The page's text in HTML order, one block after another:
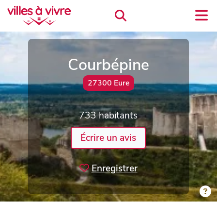
Courbépine
27300 Eure
733 habitants
Écrire un avis
Enregistrer